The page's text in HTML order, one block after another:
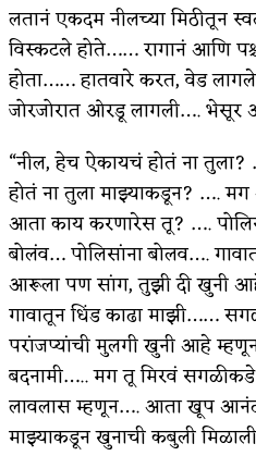
लतानं एकदम नीलच्या मिठीतून
विस्कटले होते…… रागानं आणि
होता…… हातवारे करत, वेड
जोरजोरात ओरडू लागली….
“नील, हेच ऐकायचं होतं ना
होतं ना तुला माझ्याकडून? ….
आता काय करणारेस तू? ….
बोलंव… पोलिसांना बोलव….
आरूला पण सांग, तुझी दी खुनी
गावातून धिंड काढा माझी……
परांजप्यांची मुलगी खुनी आहे
बदनामी….. मग तू मिरवं
लावलास म्हणून…. आता खूप
माझ्याकडून खुनाची कबुली